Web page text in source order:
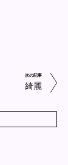
次の記事
綺麗